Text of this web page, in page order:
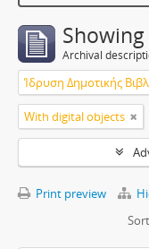
Archival
With digital objects
Print preview